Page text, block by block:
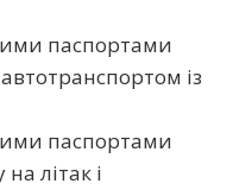
паспортами
із
паспортами
літак і